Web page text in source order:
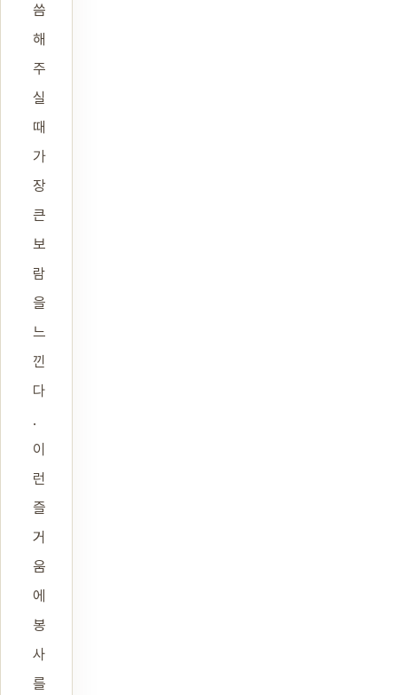
씀
해
주
실
때
가
장
큰
보
람
을
느
낀
다
.
이
런
즐
거
움
에
봉
사
를